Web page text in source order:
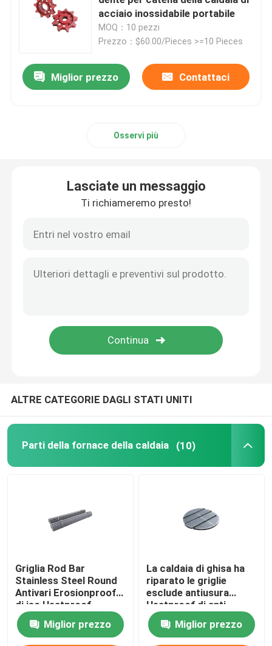
Tubo d'acciaio di precisione
Schermi del tubo di caldaia
Griglia Antivari della caldaia
Caldaia della griglia fissa
acciaio inossidabile portabile
MOQ：10 pezzi
Prezzo：$60.00/Pieces >=10 Pieces
Miglior prezzo Contattaci
Osservi più
Lasciate un messaggio
Ti richiameremo presto!
ALTRE CATEGORIE DAGLI STATI UNITI
Parti della fornace della caldaia (10)
Griglia Rod Bar
Stainless Steel Round
Antivari Erosionproof
di iso Heatproof
Miglior prezzo
La caldaia di ghisa ha
riparato le griglie
esclude antiusura
Heatproof di anti
corrosione
Miglior prezzo